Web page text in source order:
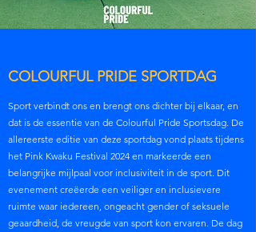
COLOURFUL PRIDE SPORTDAG
Sport verbindt ons en brengt ons dichter bij elkaar, en
dat is de essentie van de Colourful Pride Sportsdag. De
allereerste editie van deze sportdag vond plaats tijdens
het Pink Kwaku Festival 2024 en markeerde een
belangrijke mijlpaal voor inclusiviteit in de sport. Dit
evenement creëerde een veiliger en inclusievere
ruimte waar iedereen, ongeacht gender of seksuele
geaardheid, de vreugde van sport kon ervaren. De dag